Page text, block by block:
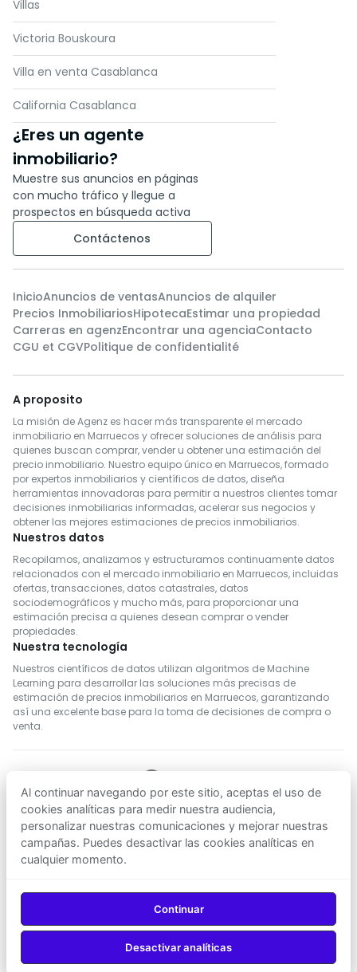
Villas
Victoria Bouskoura
Villa en venta Casablanca
California Casablanca
¿Eres un agente
inmobiliario?
Muestre sus anuncios en páginas
con mucho tráfico y llegue a
prospectos en búsqueda activa
Contáctenos
InicioAnuncios de ventasAnuncios de alquiler
Precios InmobiliariosHipotecaEstimar una propiedad
Carreras en agenzEncontrar una agenciaContacto
CGU et CGVPolitique de confidentialité
A proposito
La misión de Agenz es hacer más transparente el mercado
inmobiliario en Marruecos y ofrecer soluciones de análisis para
quienes buscan comprar, vender u obtener una estimación del
precio inmobiliario. Nuestro equipo único en Marruecos, formado
por expertos inmobiliarios y científicos de datos, diseña
herramientas innovadoras para permitir a nuestros clientes tomar
decisiones inmobiliarias informadas, acelerar sus negocios y
obtener las mejores estimaciones de precios inmobiliarios.
Nuestros datos
Recopilamos, analizamos y estructuramos continuamente datos
relacionados con el mercado inmobiliario en Marruecos, incluidas
ofertas, transacciones, datos catastrales, datos
sociodemográficos y mucho más, para proporcionar una
estimación precisa a quienes desean comprar o vender
propiedades.
Nuestra tecnología
Nuestros científicos de datos utilizan algoritmos de Machine
Learning para desarrollar las soluciones más precisas de
estimación de precios inmobiliarios en Marruecos, garantizando
así una excelente base para la toma de decisiones de compra o
venta.
SÍGUENOS
Descargar en
App Store
Descargar en
© 2026Agenz— Todos los derechos reservados.
Al continuar navegando por este sitio, aceptas el uso de
cookies analíticas para medir nuestra audiencia,
personalizar nuestras comunicaciones y mejorar nuestras
campañas. Puedes desactivar las cookies analíticas en
cualquier momento.
Continuar
Desactivar analíticas